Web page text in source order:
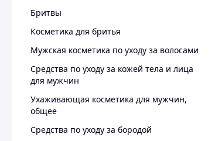
Бритвы
Косметика для бритья
Мужская косметика по уходу за волосами
Средства по уходу за кожей тела и лица
для мужчин
Ухаживающая косметика для мужчин,
общее
Средства по уходу за бородой